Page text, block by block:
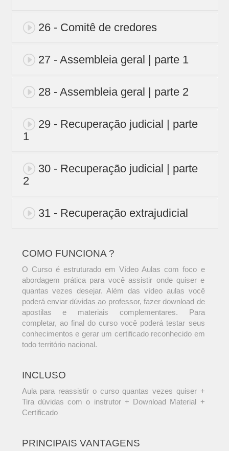
26 - Comitê de credores
27 - Assembleia geral | parte 1
28 - Assembleia geral | parte 2
29 - Recuperação judicial | parte
1
30 - Recuperação judicial | parte
2
31 - Recuperação extrajudicial
COMO FUNCIONA ?
O Curso é estruturado em Vídeo Aulas com foco e
abordagem prática para você assistir onde quiser e
quantas vezes desejar. Além das vídeo aulas você
poderá enviar dúvidas ao professor, fazer download de
apostilas e materiais complementares. Para
completar, ao final do curso você poderá testar seus
conhecimentos e gerar um certificado reconhecido em
todo território nacional.
INCLUSO
Aula para reassistir o curso quantas vezes quiser +
Tira dúvidas com o instrutor + Download Material +
Certificado
PRINCIPAIS VANTAGENS